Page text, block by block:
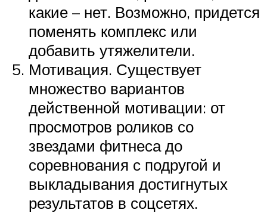
какие – нет. Возможно, придется
поменять комплекс или
добавить утяжелители.
Мотивация. Существует
множество вариантов
действенной мотивации: от
просмотров роликов со
звездами фитнеса до
соревнования с подругой и
выкладывания достигнутых
результатов в соцсетях.